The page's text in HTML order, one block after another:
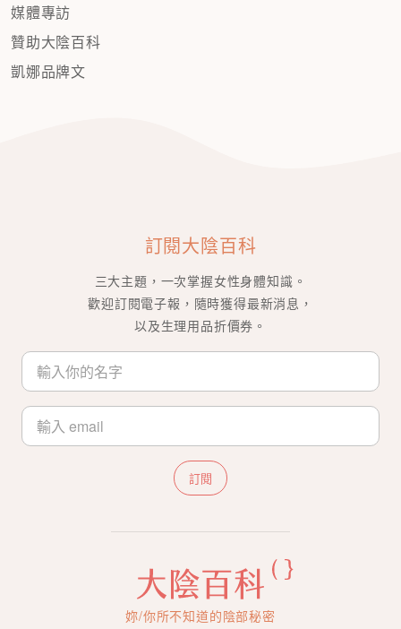
媒體專訪
贊助大陰百科
凱娜品牌文
訂閱大陰百科
三大主題，一次掌握女性身體知識。
歡迎訂閱電子報，隨時獲得最新消息，
以及生理用品折價券。
訂閱
妳/你所不知道的陰部秘密